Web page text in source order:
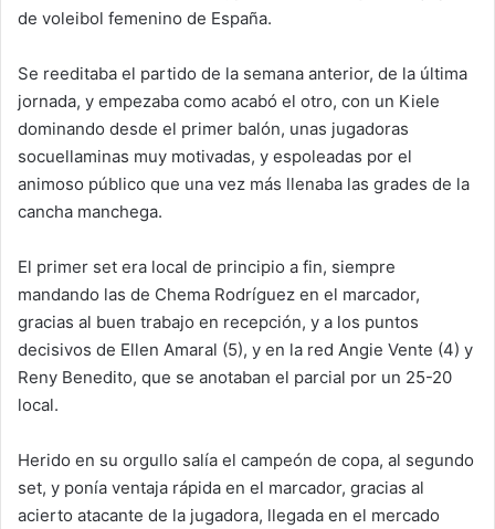
de voleibol femenino de España.
Se reeditaba el partido de la semana anterior, de la última
jornada, y empezaba como acabó el otro, con un Kiele
dominando desde el primer balón, unas jugadoras
socuellaminas muy motivadas, y espoleadas por el
animoso público que una vez más llenaba las grades de la
cancha manchega.
El primer set era local de principio a fin, siempre
mandando las de Chema Rodríguez en el marcador,
gracias al buen trabajo en recepción, y a los puntos
decisivos de Ellen Amaral (5), y en la red Angie Vente (4) y
Reny Benedito, que se anotaban el parcial por un 25-20
local.
Herido en su orgullo salía el campeón de copa, al segundo
set, y ponía ventaja rápida en el marcador, gracias al
acierto atacante de la jugadora, llegada en el mercado